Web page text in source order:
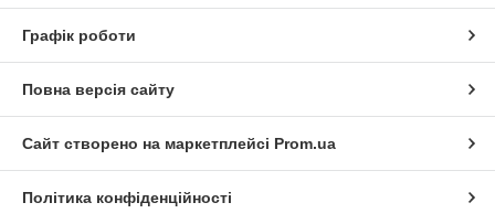
Графік роботи
Повна версія сайту
Сайт створено на маркетплейсі Prom.ua
Політика конфіденційності